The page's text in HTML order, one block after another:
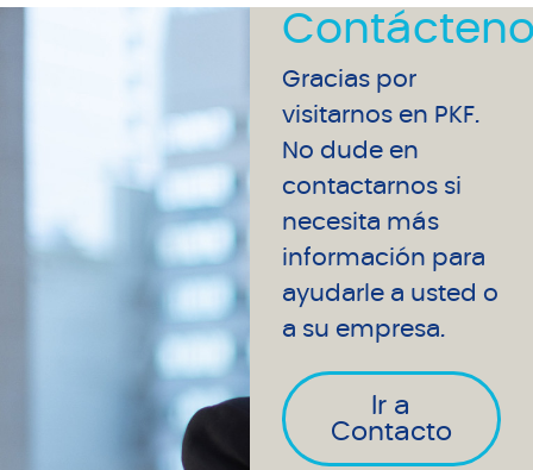
Gracias por
visitarnos en PKF.
No dude en
contactarnos si
necesita más
información para
ayudarle a usted o
a su empresa.
Ir a
Contacto